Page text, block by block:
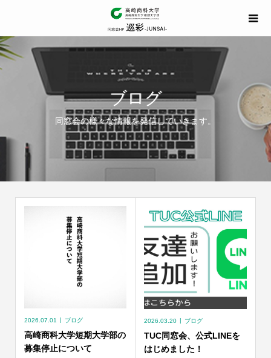
ブログ
同窓会の様々な情報を発信していきます。
2026.07.01 ブログ
高崎商科大学短期大学部の
募集停止について
2026.03.20 ブログ
TUC同窓会、公式LINEを
はじめました！